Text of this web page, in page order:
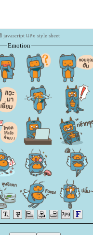
และ style sheet
Emotion